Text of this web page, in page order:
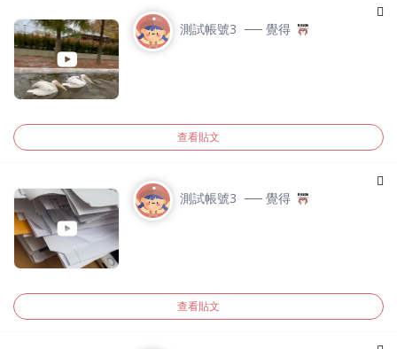
測試帳號3 ── 覺得
查看貼文
測試帳號3 ── 覺得
查看貼文